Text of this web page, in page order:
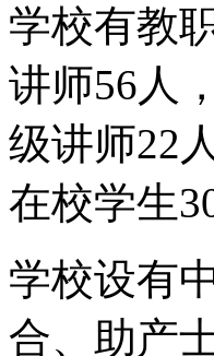
学校有教
讲师56人
级讲师22
在校学生
学校设有
合、助产